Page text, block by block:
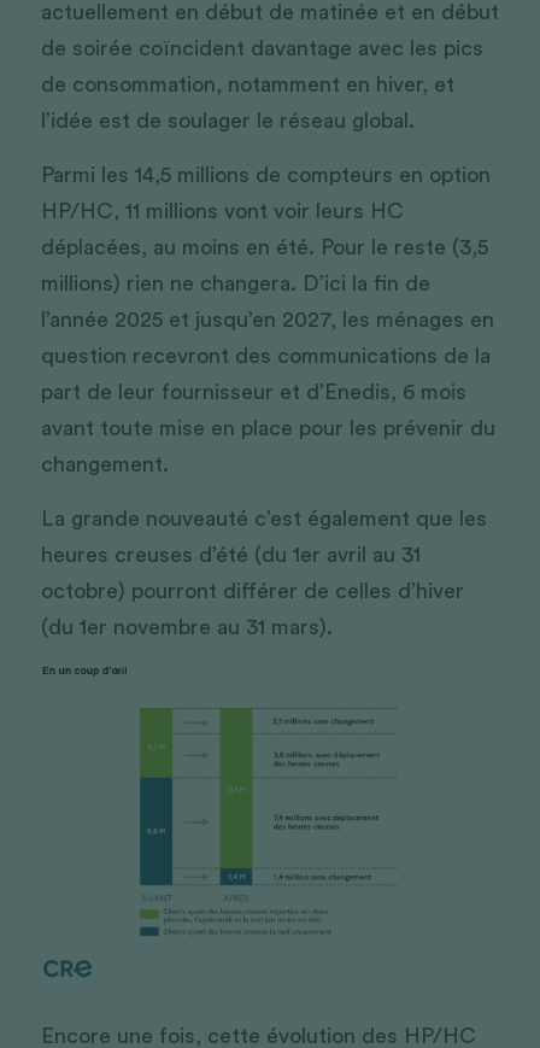
actuellement en début de matinée et en début
de soirée coïncident davantage avec les pics
de consommation, notamment en hiver, et
l’idée est de soulager le réseau global.
Parmi les 14,5 millions de compteurs en option
HP/HC, 11 millions vont voir leurs HC
déplacées, au moins en été. Pour le reste (3,5
millions) rien ne changera. D’ici la fin de
l’année 2025 et jusqu’en 2027, les ménages en
question recevront des communications de la
part de leur fournisseur et d’Enedis, 6 mois
avant toute mise en place pour les prévenir du
changement.
La grande nouveauté c’est également que les
heures creuses d’été (du 1er avril au 31
octobre) pourront différer de celles d’hiver
(du 1er novembre au 31 mars).
Encore une fois, cette évolution des HP/HC